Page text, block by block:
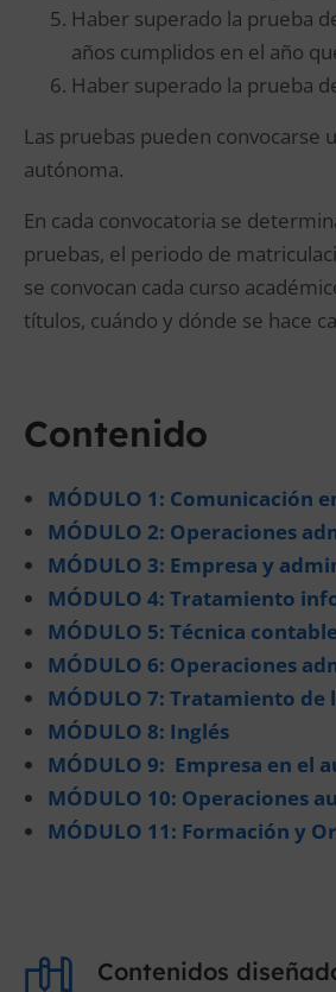
Haber superado la prueba
años cumplidos en el año
Haber superado la prueba
Las pruebas pueden convocarse
autónoma.
En cada convocatoria se
pruebas, el periodo de
se convocan cada curso
títulos, cuándo y dónde se hace
Contenido
MÓDULO 1: Comunicación
MÓDULO 2: Operaciones
MÓDULO 3: Empresa y
MÓDULO 4: Tratamiento
MÓDULO 5: Técnica contable
MÓDULO 6: Operaciones
MÓDULO 7: Tratamiento
MÓDULO 8: Inglés
MÓDULO 9: Empresa en el
MÓDULO 10: Operaciones
MÓDULO 11: Formación y
Contenidos